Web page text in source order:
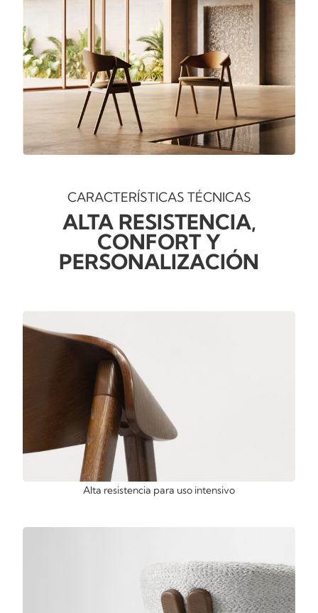
CARACTERÍSTICAS TÉCNICAS
ALTA RESISTENCIA,
CONFORT Y
PERSONALIZACIÓN
Alta resistencia para uso intensivo